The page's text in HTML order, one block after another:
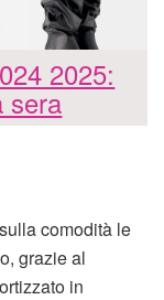
2025:
sera
comodità le
grazie al
in